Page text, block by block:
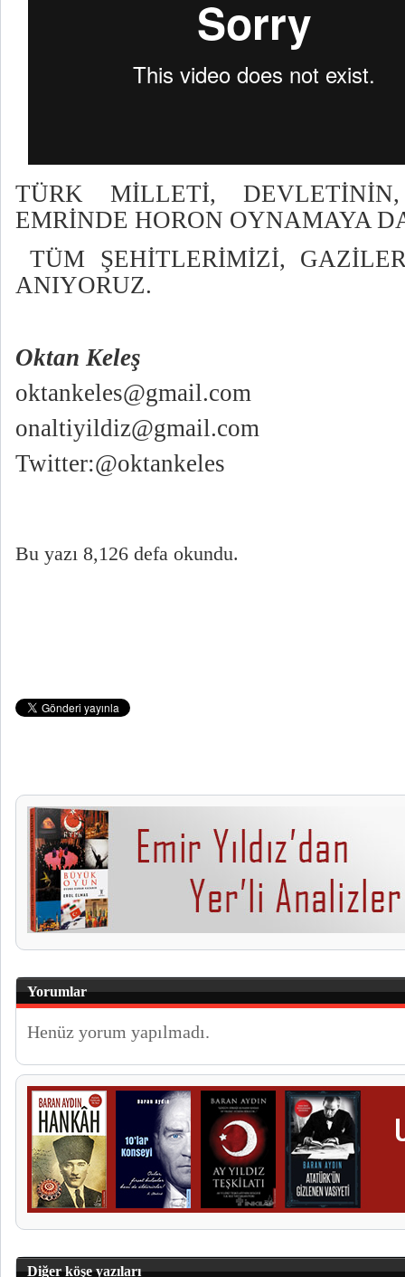
TÜRK MİLLETİ,
EMRİNDE HORON OYNAMAYA
TÜM ŞEHİTLERİMİZİ,
ANIYORUZ.
Oktan Keleş
oktankeles@gmail.com
onaltiyildiz@gmail.com
Twitter:@oktankeles
Bu yazı 8,126 defa okundu.
Yorumlar
Henüz yorum yapılmadı.
Diğer köşe yazıları